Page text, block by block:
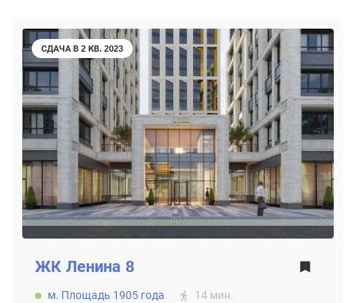
СДАЧА В 2 КВ. 2023
ЖК Ленина 8
м. Площадь 1905 года
14 мин.